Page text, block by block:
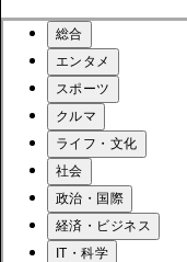
総合
エンタメ
スポーツ
クルマ
ライフ・文化
社会
政治・国際
経済・ビジネス
IT・科学